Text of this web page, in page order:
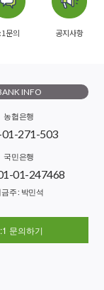
문의 공지사항
INFO
농협은행
271-503
국민은행
01-247468
주 : 박민석
문의하기